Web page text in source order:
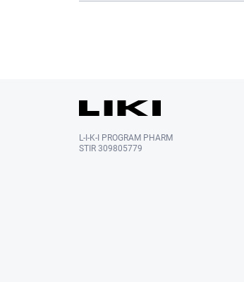
L-I-K-I PROGRAM PHARM
STIR 309805779